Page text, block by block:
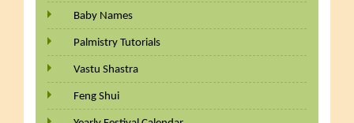
Baby Names
Palmistry Tutorials
Vastu Shastra
Feng Shui